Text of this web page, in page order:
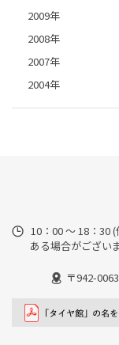
2009年
2008年
2007年
2004年
10：00 ～ 18：30
ある場合がござい
〒942-